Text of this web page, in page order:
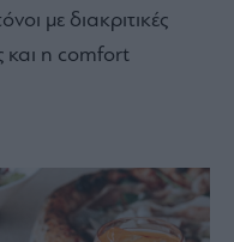
με διακριτικές
και η comfort